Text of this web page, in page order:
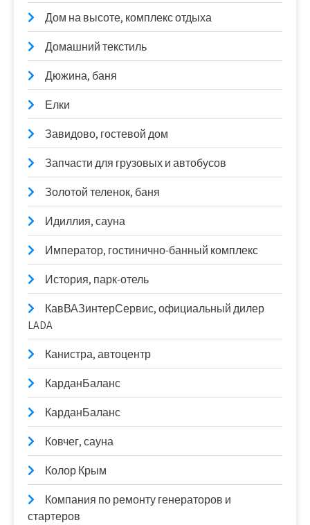
Дом на высоте, комплекс отдыха
Домашний текстиль
Дюжина, баня
Елки
Завидово, гостевой дом
Запчасти для грузовых и автобусов
Золотой теленок, баня
Идиллия, сауна
Император, гостинично-банный комплекс
История, парк-отель
КавВАЗинтерСервис, официальный дилер
LADA
Канистра, автоцентр
КарданБаланс
КарданБаланс
Ковчег, сауна
Колор Крым
Компания по ремонту генераторов и
стартеров